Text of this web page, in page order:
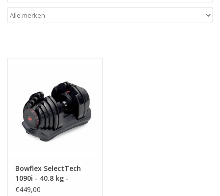
Contact
Bowflex SelectTech
1090i - 40.8 kg -
Verstelbare dumbbell -
€449,00